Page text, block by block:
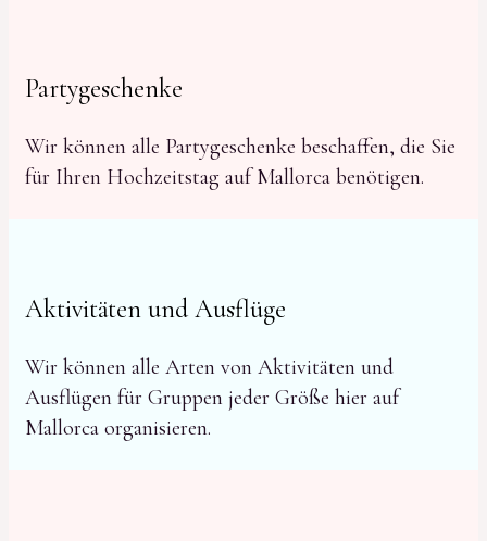
Partygeschenke
Wir können alle Partygeschenke beschaffen, die Sie
für Ihren Hochzeitstag auf Mallorca benötigen.
Aktivitäten und Ausflüge
Wir können alle Arten von Aktivitäten und
Ausflügen für Gruppen jeder Größe hier auf
Mallorca organisieren.